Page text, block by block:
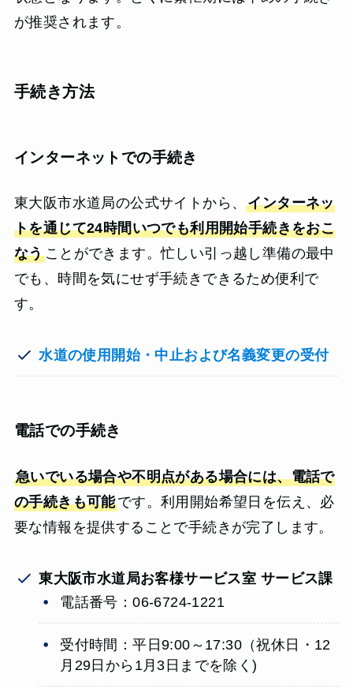
が推奨されます。
手続き方法
インターネットでの手続き
東大阪市水道局の公式サイトから、インターネッ
トを通じて24時間いつでも利用開始手続きをおこ
なうことができます。忙しい引っ越し準備の最中
でも、時間を気にせず手続きできるため便利で
す。
水道の使用開始・中止および名義変更の受付
電話での手続き
急いでいる場合や不明点がある場合には、電話で
の手続きも可能です。利用開始希望日を伝え、必
要な情報を提供することで手続きが完了します。
東大阪市水道局お客様サービス室 サービス課
電話番号：06-6724-1221
受付時間：平日9:00～17:30（祝休日・12
月29日から1月3日までを除く)